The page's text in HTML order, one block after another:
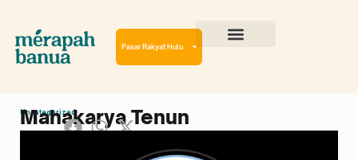
konten
Pasar Rakyat Hulu
Uncategorized
Mahakarya Tenun